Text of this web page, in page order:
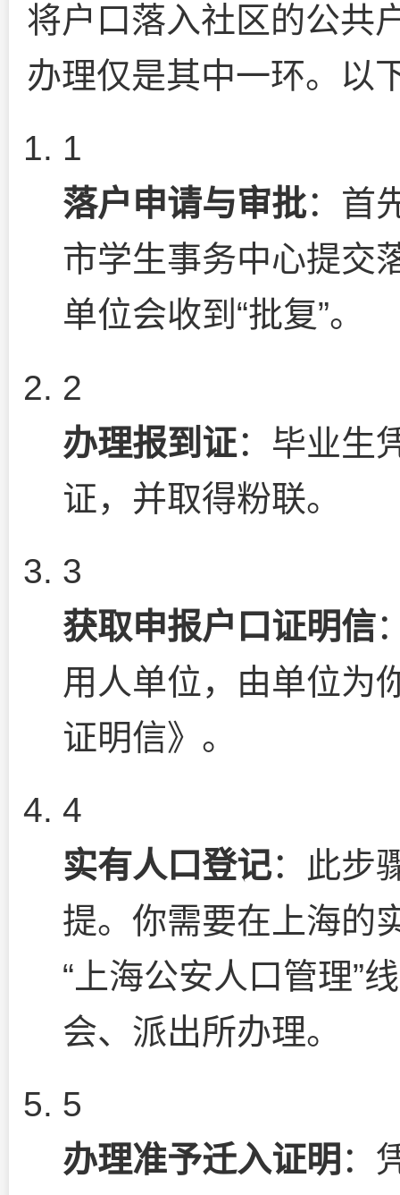
将户口落入社区的公共
办理仅是其中一环。以
1
落户申请与审批：首
市学生事务中心提交
单位会收到“批复”。
2
办理报到证：毕业生
证，并取得粉联。
3
获取申报户口证明信
用人单位，由单位为
证明信》。
4
实有人口登记：此步
提。你需要在上海的
“上海公安人口管理”
会、派出所办理。
5
办理准予迁入证明 ：